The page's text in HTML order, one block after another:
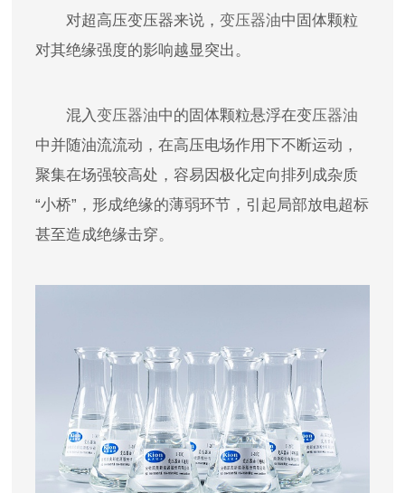
对超高压变压器来说， 变压器油中固体颗粒
对其绝缘强度的影响越显突出。
混入 变压器油中的固体颗粒悬浮在变压器油
中并随油流流动，在高压电场作用下不断运动，
聚集在场强较高处，容易因极化定向排列成杂质
“小桥”，形成绝缘的薄弱环节，引起局部放电超标
甚至造成绝缘击穿。